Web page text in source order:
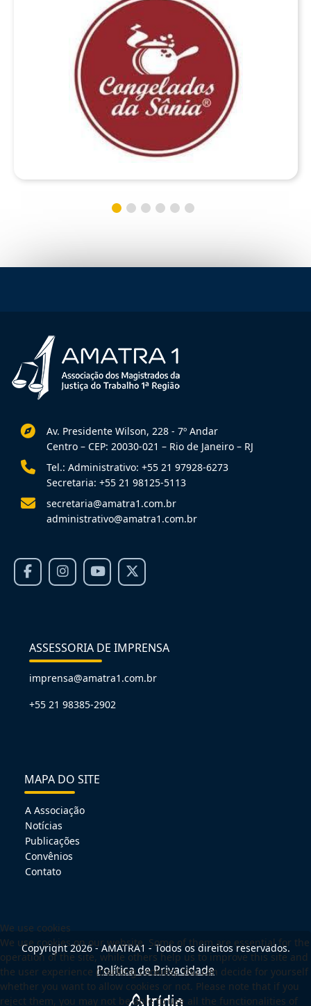
Av. Presidente Wilson, 228 - 7º Andar
Centro – CEP: 20030-021 – Rio de Janeiro – RJ
Tel.: Administrativo: +55 21 97928-6273
Secretaria: +55 21 98125-5113
secretaria@amatra1.com.br
administrativo@amatra1.com.br
ASSESSORIA DE IMPRENSA
imprensa@amatra1.com.br
+55 21 98385-2902
MAPA DO SITE
A Associação
Notícias
Publicações
Convênios
Contato
Copyright 2026 - AMATRA1 - Todos os direitos reservados.
Política de Privacidade
We use cookies
We use cookies on our website. Some of them are essential for the
operation of the site, while others help us to improve this site and
the user experience (tracking cookies). You can decide for yourself
whether you want to allow cookies or not. Please note that if you
reject them, you may not be able to use all the functionalities of